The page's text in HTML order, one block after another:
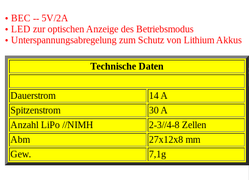
• BEC -- 5V/2A
• LED zur optischen Anzeige des Betriebsmodus
• Unterspannungsabregelung zum Schutz von Lithium Akkus
Technische Daten
Dauerstrom
14 A
Spitzenstrom
30 A
Anzahl LiPo //NIMH
2-3//4-8 Zellen
Abm
27x12x8 mm
Gew.
7,1g